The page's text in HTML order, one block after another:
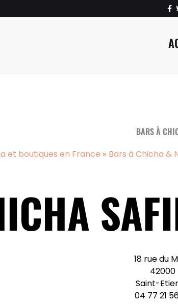
BARS À
et boutiques en France » Bars à Chicha &
18 rue du
42000
Saint-
04 77 21